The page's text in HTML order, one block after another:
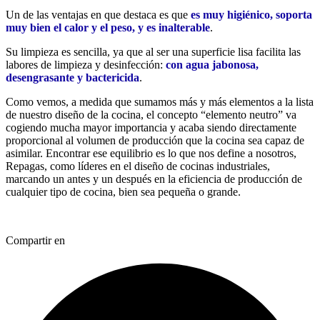
Un de las ventajas en que destaca es que es muy higiénico, soporta
muy bien el calor y el peso, y es inalterable.
Su limpieza es sencilla, ya que al ser una superficie lisa facilita las
labores de limpieza y desinfección: con agua jabonosa,
desengrasante y bactericida.
Como vemos, a medida que sumamos más y más elementos a la lista
de nuestro diseño de la cocina, el concepto “elemento neutro” va
cogiendo mucha mayor importancia y acaba siendo directamente
proporcional al volumen de producción que la cocina sea capaz de
asimilar. Encontrar ese equilibrio es lo que nos define a nosotros,
Repagas, como líderes en el diseño de cocinas industriales,
marcando un antes y un después en la eficiencia de producción de
cualquier tipo de cocina, bien sea pequeña o grande.
Compartir en